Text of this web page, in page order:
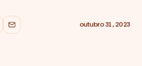
Email outubro 31, 2023